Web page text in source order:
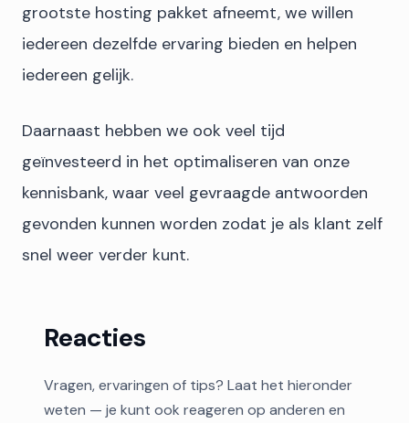
grootste hosting pakket afneemt, we willen
iedereen dezelfde ervaring bieden en helpen
iedereen gelijk.
Daarnaast hebben we ook veel tijd
geïnvesteerd in het optimaliseren van onze
kennisbank, waar veel gevraagde antwoorden
gevonden kunnen worden zodat je als klant zelf
snel weer verder kunt.
Reacties
Vragen, ervaringen of tips? Laat het hieronder
weten — je kunt ook reageren op anderen en